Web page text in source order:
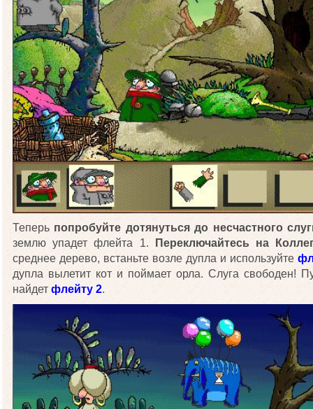
Теперь попробуйте дотянуться до несчастного
землю упадет флейта 1.
Переключайтесь на
среднее дерево, встаньте возле дупла и используйте
дупла вылетит кот и поймает орла. Слуга свободен!
найдет флейту 2.